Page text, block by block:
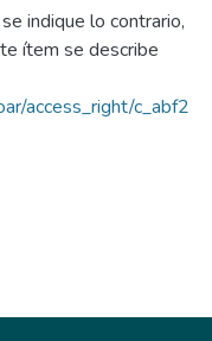
indique lo contrario,
ítem se describe
access_right/c_abf2